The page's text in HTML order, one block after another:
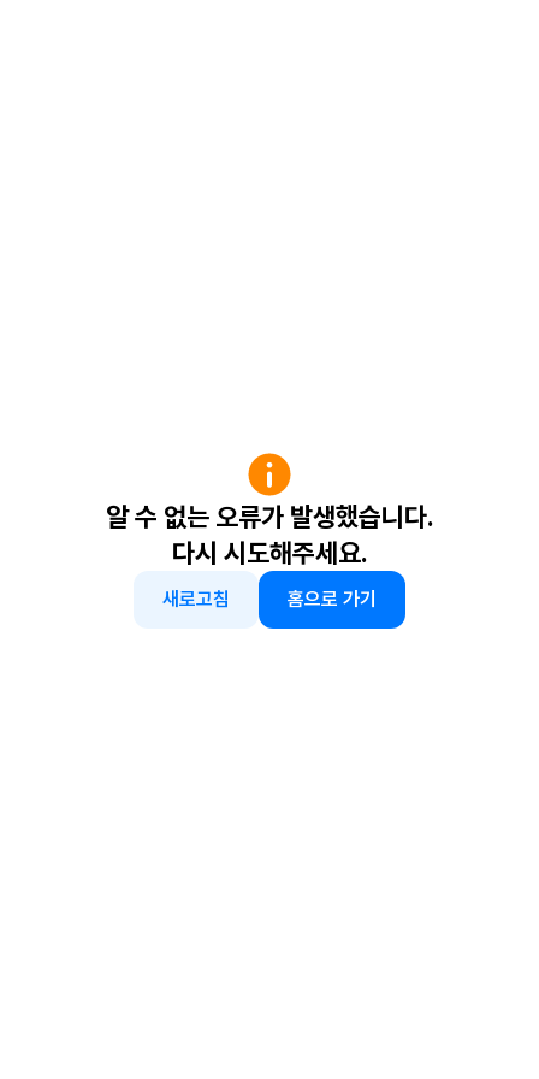
알 수 없는 오류가 발생했습니다.
다시 시도해주세요.
새로고침 홈으로 가기